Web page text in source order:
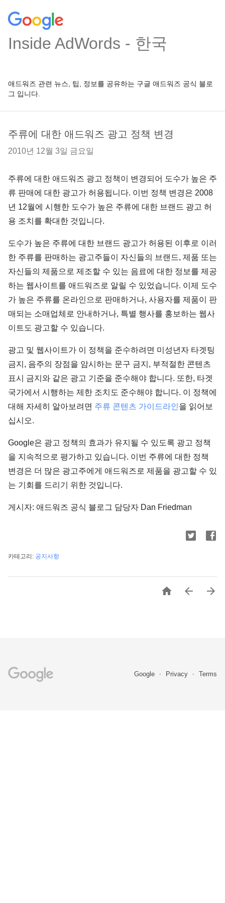
Inside AdWords - 한국
애드워즈 관련 뉴스, 팁, 정보를 공유하는 구글 애드워즈 공식 블로
그 입니다.
주류에 대한 애드워즈 광고 정책 변경
2010년 12월 3일 금요일
주류에 대한 애드워즈 광고 정책이 변경되어 도수가 높은 주
류 판매에 대한 광고가 허용됩니다. 이번 정책 변경은 2008
년 12월에 시행한 도수가 높은 주류에 대한 브랜드 광고 허
용 조치를 확대한 것입니다.
도수가 높은 주류에 대한 브랜드 광고가 허용된 이후로 이러
한 주류를 판매하는 광고주들이 자신들의 브랜드, 제품 또는
자신들의 제품으로 제조할 수 있는 음료에 대한 정보를 제공
하는 웹사이트를 애드워즈로 알릴 수 있었습니다. 이제 도수
가 높은 주류를 온라인으로 판매하거나, 사용자를 제품이 판
매되는 소매업체로 안내하거나, 특별 행사를 홍보하는 웹사
이트도 광고할 수 있습니다.
광고 및 웹사이트가 이 정책을 준수하려면 미성년자 타겟팅
금지, 음주의 장점을 암시하는 문구 금지, 부적절한 콘텐츠
표시 금지와 같은 광고 기준을 준수해야 합니다. 또한, 타겟
국가에서 시행하는 제한 조치도 준수해야 합니다. 이 정책에
대해 자세히 알아보려면 주류 콘텐츠 가이드라인 을 읽어보
십시오.
Google은 광고 정책의 효과가 유지될 수 있도록 광고 정책
을 지속적으로 평가하고 있습니다. 이번 주류에 대한 정책
변경은 더 많은 광고주에게 애드워즈로 제품을 광고할 수 있
는 기회를 드리기 위한 것입니다.
게시자: 애드워즈 공식 블로그 담당자 Dan Friedman
카테고리: 공지사항
  
Google Privacy Terms